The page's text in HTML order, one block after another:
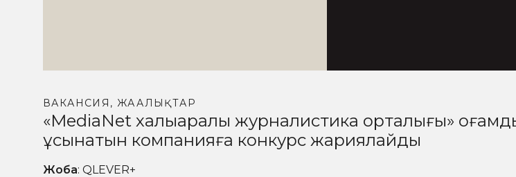
ВАКАНСИЯ , ЖАҢАЛЫҚТАР
«MediaNet халықаралық журналистика орталығы»
ұсынатын компанияға конкурс жариялайды
Жоба: QLEVER+